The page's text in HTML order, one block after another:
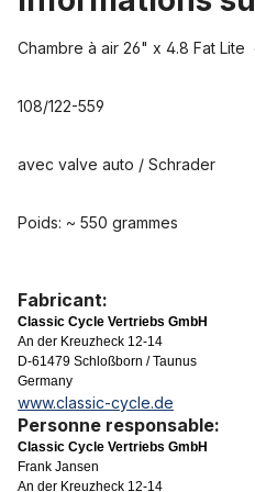
Chambre à air 26" x 4.8 Fat
108/122-559
avec valve auto / Schrader
Poids: ~ 550 grammes
Fabricant:
Classic Cycle Vertriebs GmbH
An der Kreuzheck 12-14
D-61479 Schloßborn / Taunus
Germany
www.classic-cycle.de
Personne responsable:
Classic Cycle Vertriebs GmbH
Frank Jansen
An der Kreuzheck 12-14